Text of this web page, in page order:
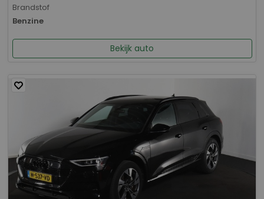
Brandstof
Benzine
Bekijk auto